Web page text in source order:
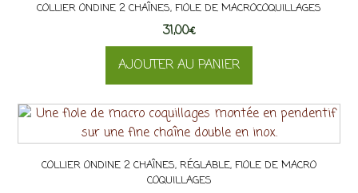
options
peuvent
être
choisies
sur
la
page
du
produit
COLLIER ONDINE 2 CHAÎNES, FIOLE DE MACROCOQUILLAGES
31,00€
AJOUTER AU PANIER
COLLIER ONDINE 2 CHAÎNES, RÉGLABLE, FIOLE DE MACRO
COQUILLAGES